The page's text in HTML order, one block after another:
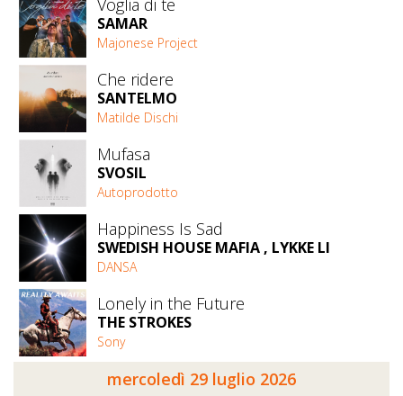
Voglia di te
SAMAR
Majonese Project
Che ridere
SANTELMO
Matilde Dischi
Mufasa
SVOSIL
Autoprodotto
Happiness Is Sad
SWEDISH HOUSE MAFIA , LYKKE LI
DANSA
Lonely in the Future
THE STROKES
Sony
mercoledì 29 luglio 2026